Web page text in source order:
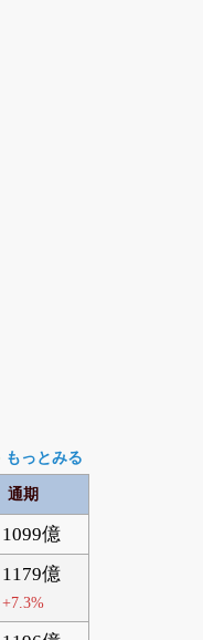
もっとみる
通期
1099億
1179億
+7.3%